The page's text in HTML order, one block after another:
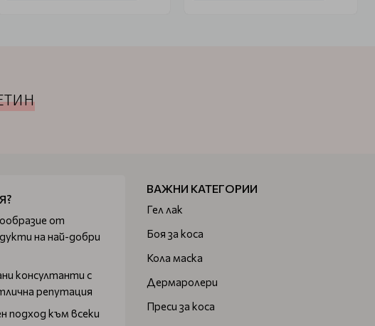
от
на най-добри
консултанти с
репутация
подход към всеки
ВАЖНИ КАТЕГОРИИ
Гел лак
Боя за коса
Кола маска
Дермаролери
Преси за коса